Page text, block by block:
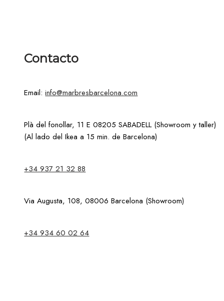
Contacto
Email:info@marbresbarcelona.com
Plà del fonollar, 11 E 08205 SABADELL (Showroom y taller)
(Al lado del Ikea a 15 min. de Barcelona)
+34 937 21 32 88
Via Augusta, 108, 08006 Barcelona (Showroom)
+34 934 60 02 64